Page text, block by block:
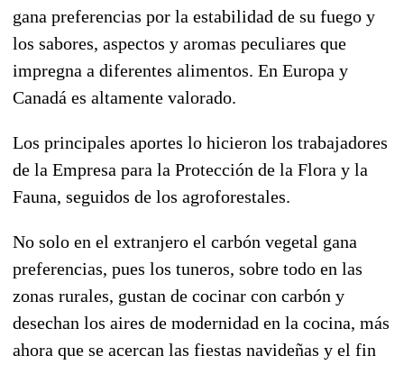
gana preferencias por la estabilidad de su fuego y
los sabores, aspectos y aromas peculiares que
impregna a diferentes alimentos. En Europa y
Canadá es altamente valorado.
Los principales aportes lo hicieron los trabajadores
de la Empresa para la Protección de la Flora y la
Fauna, seguidos de los agroforestales.
No solo en el extranjero el carbón vegetal gana
preferencias, pues los tuneros, sobre todo en las
zonas rurales, gustan de cocinar con carbón y
desechan los aires de modernidad en la cocina, más
ahora que se acercan las fiestas navideñas y el fin